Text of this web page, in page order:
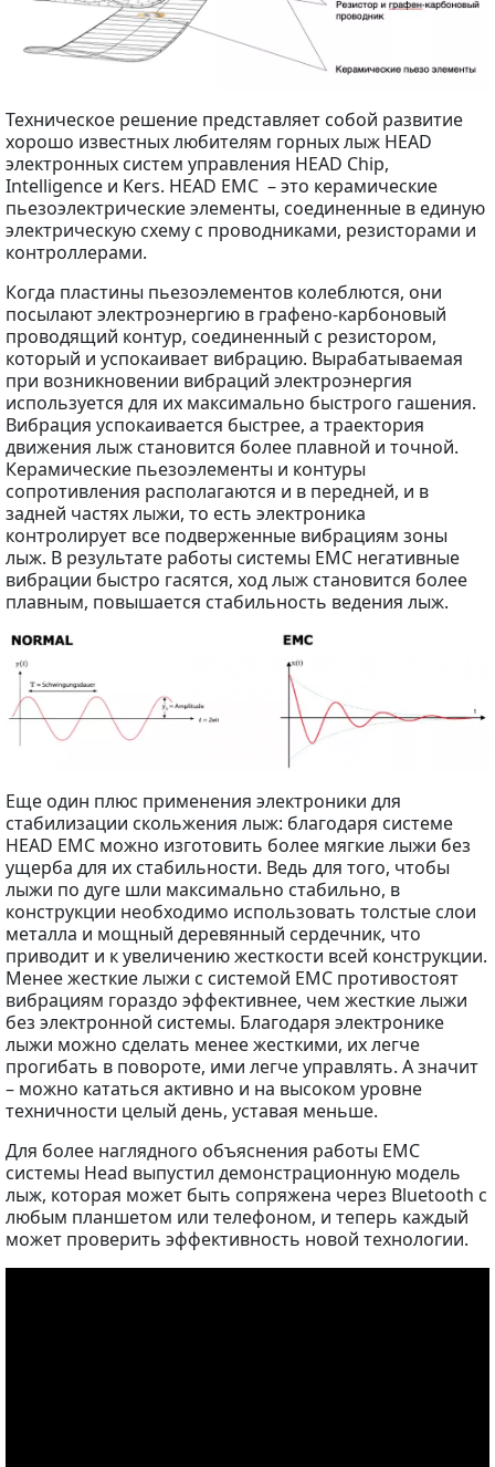
Техническое решение представляет собой развитие
хорошо известных любителям горных лыж HEAD
электронных систем управления HEAD Chip,
Intelligence и Kers. HEAD EMC – это керамические
пьезоэлектрические элементы, соединенные в единую
электрическую схему с проводниками, резисторами и
контроллерами.
Когда пластины пьезоэлементов колеблются, они
посылают электроэнергию в графено-карбоновый
проводящий контур, соединенный с резистором,
который и успокаивает вибрацию. Вырабатываемая
при возникновении вибраций электроэнергия
используется для их максимально быстрого гашения.
Вибрация успокаивается быстрее, а траектория
движения лыж становится более плавной и точной.
Керамические пьезоэлементы и контуры
сопротивления располагаются и в передней, и в
задней частях лыжи, то есть электроника
контролирует все подверженные вибрациям зоны
лыж. В результате работы системы EMC негативные
вибрации быстро гасятся, ход лыж становится более
плавным, повышается стабильность ведения лыж.
Еще один плюс применения электроники для
стабилизации скольжения лыж: благодаря системе
HEAD EMC можно изготовить более мягкие лыжи без
ущерба для их стабильности. Ведь для того, чтобы
лыжи по дуге шли максимально стабильно, в
конструкции необходимо использовать толстые слои
металла и мощный деревянный сердечник, что
приводит и к увеличению жесткости всей конструкции.
Менее жесткие лыжи с системой EMC противостоят
вибрациям гораздо эффективнее, чем жесткие лыжи
без электронной системы. Благодаря электронике
лыжи можно сделать менее жесткими, их легче
прогибать в повороте, ими легче управлять. А значит
– можно кататься активно и на высоком уровне
техничности целый день, уставая меньше.
Для более наглядного объяснения работы EMC
системы Head выпустил демонстрационную модель
лыж, которая может быть сопряжена через Bluetooth с
любым планшетом или телефоном, и теперь каждый
может проверить эффективность новой технологии.